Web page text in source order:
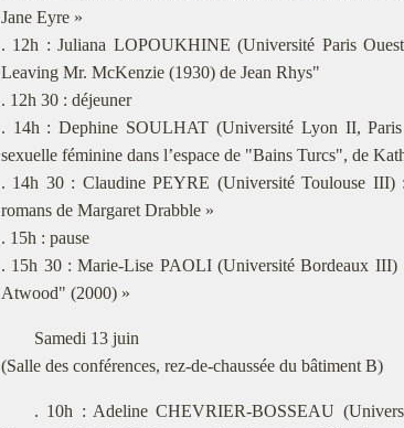
Jane Eyre »
. 12h : Juliana LOPOUKHINE (Université Paris
Leaving Mr. McKenzie (1930) de Jean Rhys"
. 12h 30 : déjeuner
. 14h : Dephine SOULHAT (Université Lyon II,
sexuelle féminine dans l’espace de "Bains Turcs", de
. 14h 30 : Claudine PEYRE (Université Toulouse III)
romans de Margaret Drabble »
. 15h : pause
. 15h 30 : Marie-Lise PAOLI (Université Bordeaux
Atwood" (2000) »
Samedi 13 juin
(Salle des conférences, rez-de-chaussée du bâtiment B)
. 10h : Adeline CHEVRIER-BOSSEAU